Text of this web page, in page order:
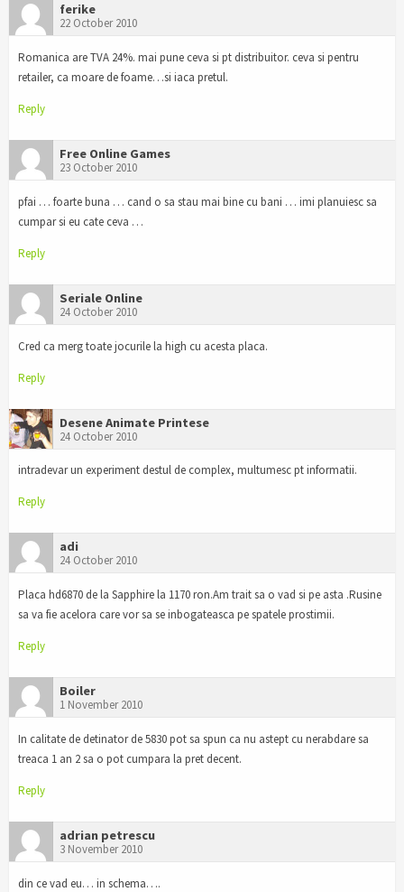
ferike
22 October 2010
Romanica are TVA 24%. mai pune ceva si pt distribuitor. ceva si pentru
retailer, ca moare de foame…si iaca pretul.
Reply
Free Online Games
23 October 2010
pfai … foarte buna … cand o sa stau mai bine cu bani … imi planuiesc sa
cumpar si eu cate ceva …
Reply
Seriale Online
24 October 2010
Cred ca merg toate jocurile la high cu acesta placa.
Reply
Desene Animate Printese
24 October 2010
intradevar un experiment destul de complex, multumesc pt informatii.
Reply
adi
24 October 2010
Placa hd6870 de la Sapphire la 1170 ron.Am trait sa o vad si pe asta .Rusine
sa va fie acelora care vor sa se inbogateasca pe spatele prostimii.
Reply
Boiler
1 November 2010
In calitate de detinator de 5830 pot sa spun ca nu astept cu nerabdare sa
treaca 1 an 2 sa o pot cumpara la pret decent.
Reply
adrian petrescu
3 November 2010
din ce vad eu… in schema….